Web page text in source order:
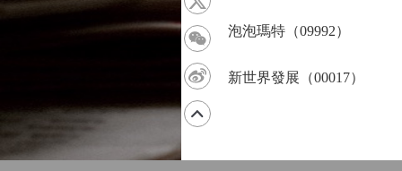
泡泡瑪特（09992）
新世界發展（00017）